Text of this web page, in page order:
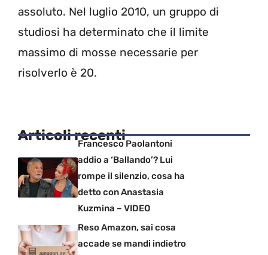
assoluto. Nel luglio 2010, un gruppo di
studiosi ha determinato che il limite
massimo di mosse necessarie per
risolverlo è 20.
Articoli recentiFrancesco Paolantoni
addio a ‘Ballando’? Lui
rompe il silenzio, cosa ha
detto con Anastasia
Kuzmina – VIDEO
Reso Amazon, sai cosa
accade se mandi indietro